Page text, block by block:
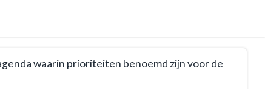
waarin prioriteiten benoemd zijn voor de